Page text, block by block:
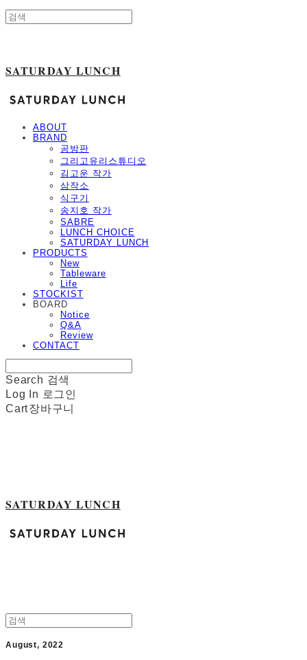
SATURDAY LUNCH
ABOUT
BRAND
공방판
그리고유리스튜디오
김고운 작가
삼작소
식구기
송지호 작가
SABRE
LUNCH CHOICE
SATURDAY LUNCH
PRODUCTS
New
Tableware
Life
STOCKIST
BOARD
Notice
Q&A
Review
CONTACT
Search 검색
Log In 로그인
Cart장바구니
SATURDAY LUNCH
August, 2022